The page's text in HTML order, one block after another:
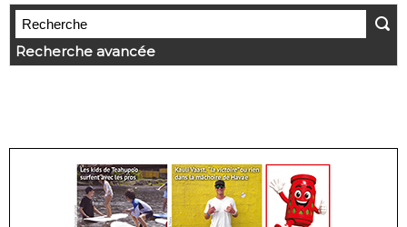
Recherche avancée